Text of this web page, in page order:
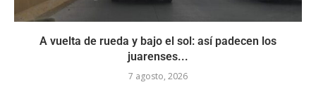
A vuelta de rueda y bajo el sol: así padecen los
juarenses...
7 agosto, 2026